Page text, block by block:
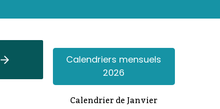
Calendriers mensuels
2026
Calendrier de Janvier